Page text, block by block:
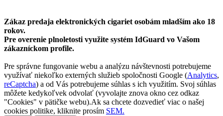
Zákaz predaja elektronických cigariet osobám mladším ako 18
rokov.
Pre overenie plnoletosti využite systém IdGuard vo Vašom
zákazníckom profile.
Pre správne fungovanie webu a analýzu návštevnosti potrebujeme
využívať niekoľko externých služieb spoločnosti Google (Analytics,
reCaptcha) a od Vás potrebujeme súhlas s ich využitím. Svoj súhlas
môžete kedykoľvek odvolať (vyvolajte znova okno cez odkaz
"Cookies" v pätičke webu).Ak sa chcete dozvedieť viac o našej
cookies politike, kliknite prosím SEM.